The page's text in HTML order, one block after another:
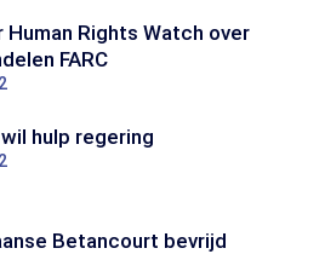
Human Rights Watch over
FARC
hulp regering
Betancourt bevrijd